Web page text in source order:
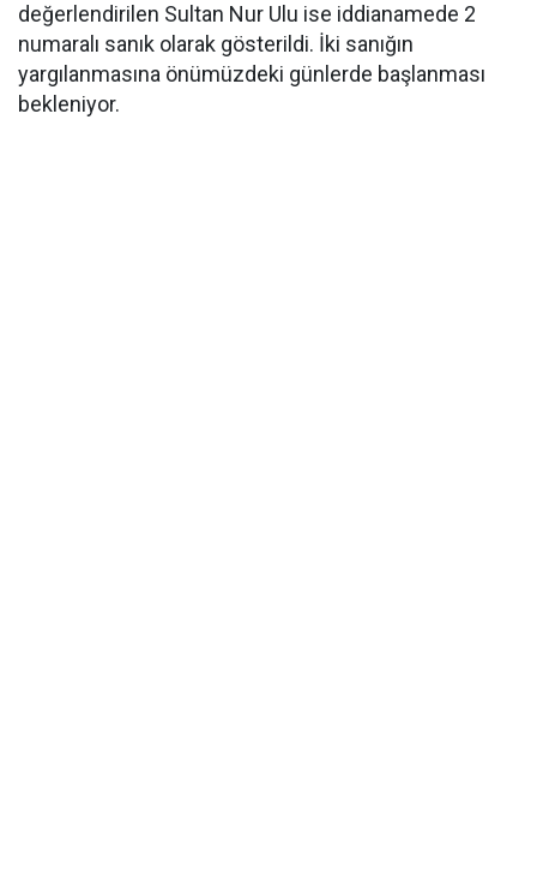
değerlendirilen Sultan Nur Ulu ise iddianamede 2
numaralı sanık olarak gösterildi. İki sanığın
yargılanmasına önümüzdeki günlerde başlanması
bekleniyor.